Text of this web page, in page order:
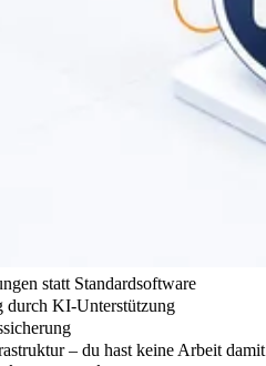
statt Standardsoftware
durch KI-Unterstützung
– du hast keine Arbeit damit